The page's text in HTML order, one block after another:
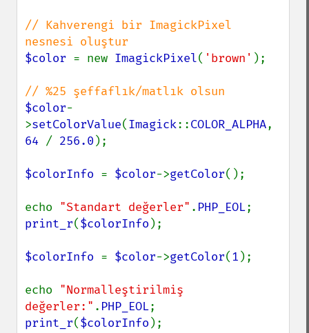
// Kahverengi bir ImagickPixel
$color = new ImagickPixel( 'brown' );
$color-
>setColorValue(Imagick::COLOR_ALPHA
64 / 256.0 );
$colorInfo = $color->getColor();
echo "Standart değerler" . PHP_EOL
print_r($colorInfo );
$colorInfo = $color->getColor(1 );
echo "Normalleştirilmiş
değerler:" . PHP_EOL
print_r($colorInfo );